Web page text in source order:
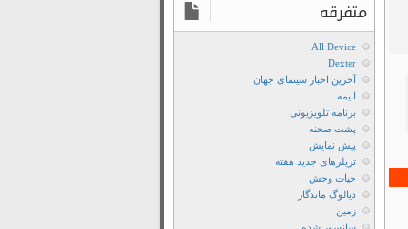
متفرقه
All Device
Dexter
آخرین اخبار سینمای جهان
انیمه
برنامه تلویزیونی
پشت صحنه
پیش نمایش
تریلرهای جدید هفته
حیات وحش
دیالوگ ماندگار
زمین